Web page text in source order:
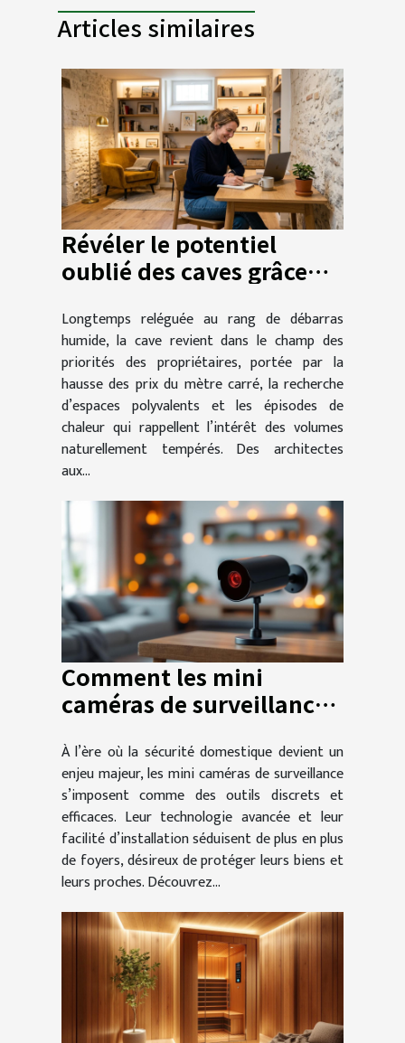
Articles similaires
Révéler le potentiel
oublié des caves grâce
innovants
Longtemps reléguée au rang de débarras
humide, la cave revient dans le champ des
priorités des propriétaires, portée par la
hausse des prix du mètre carré, la recherche
d’espaces polyvalents et les épisodes de
chaleur qui rappellent l’intérêt des volumes
naturellement tempérés. Des architectes
aux...
Comment les mini
caméras de surveillance
sécurité domestique ?
À l’ère où la sécurité domestique devient un
enjeu majeur, les mini caméras de surveillance
s’imposent comme des outils discrets et
efficaces. Leur technologie avancée et leur
facilité d’installation séduisent de plus en plus
de foyers, désireux de protéger leurs biens et
leurs proches. Découvrez...